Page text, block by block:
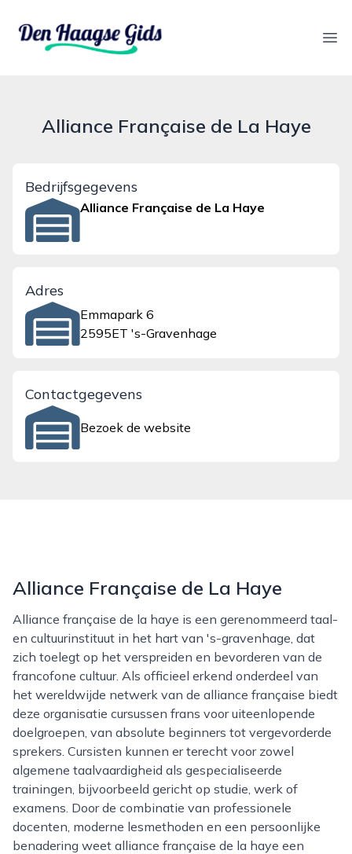
denhaagsegids.nl
Alliance Française de La Haye
Bedrijfsgegevens
Alliance Française de La Haye
Adres
Emmapark 6
2595ET 's-Gravenhage
Contactgegevens
Bezoek de website
Alliance Française de La Haye
Alliance française de la haye is een gerenommeerd taal-
en cultuurinstituut in het hart van 's-gravenhage, dat
zich toelegt op het verspreiden en bevorderen van de
francofone cultuur. Als officieel erkend onderdeel van
het wereldwijde netwerk van de alliance française biedt
deze organisatie cursussen frans voor uiteenlopende
doelgroepen, van absolute beginners tot vergevorderde
sprekers. Cursisten kunnen er terecht voor zowel
algemene taalvaardigheid als gespecialiseerde
trainingen, bijvoorbeeld gericht op studie, werk of
examens. Door de combinatie van professionele
docenten, moderne lesmethoden en een persoonlijke
benadering weet alliance française de la haye een